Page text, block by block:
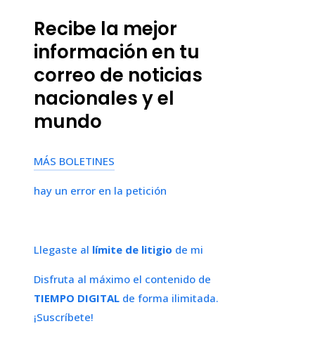
Recibe la mejor
información en tu
correo de noticias
nacionales y el
mundo
MÁS BOLETINES
hay un error en la petición
Llegaste al límite de litigio de mi
Disfruta al máximo el contenido de
TIEMPO DIGITAL de forma ilimitada.
¡Suscríbete!